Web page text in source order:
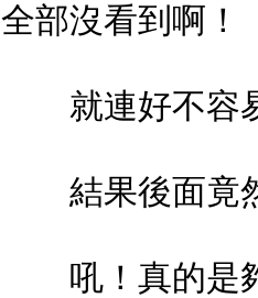
全部沒看到啊！
就連好不容易
結果後面竟
吼！真的是